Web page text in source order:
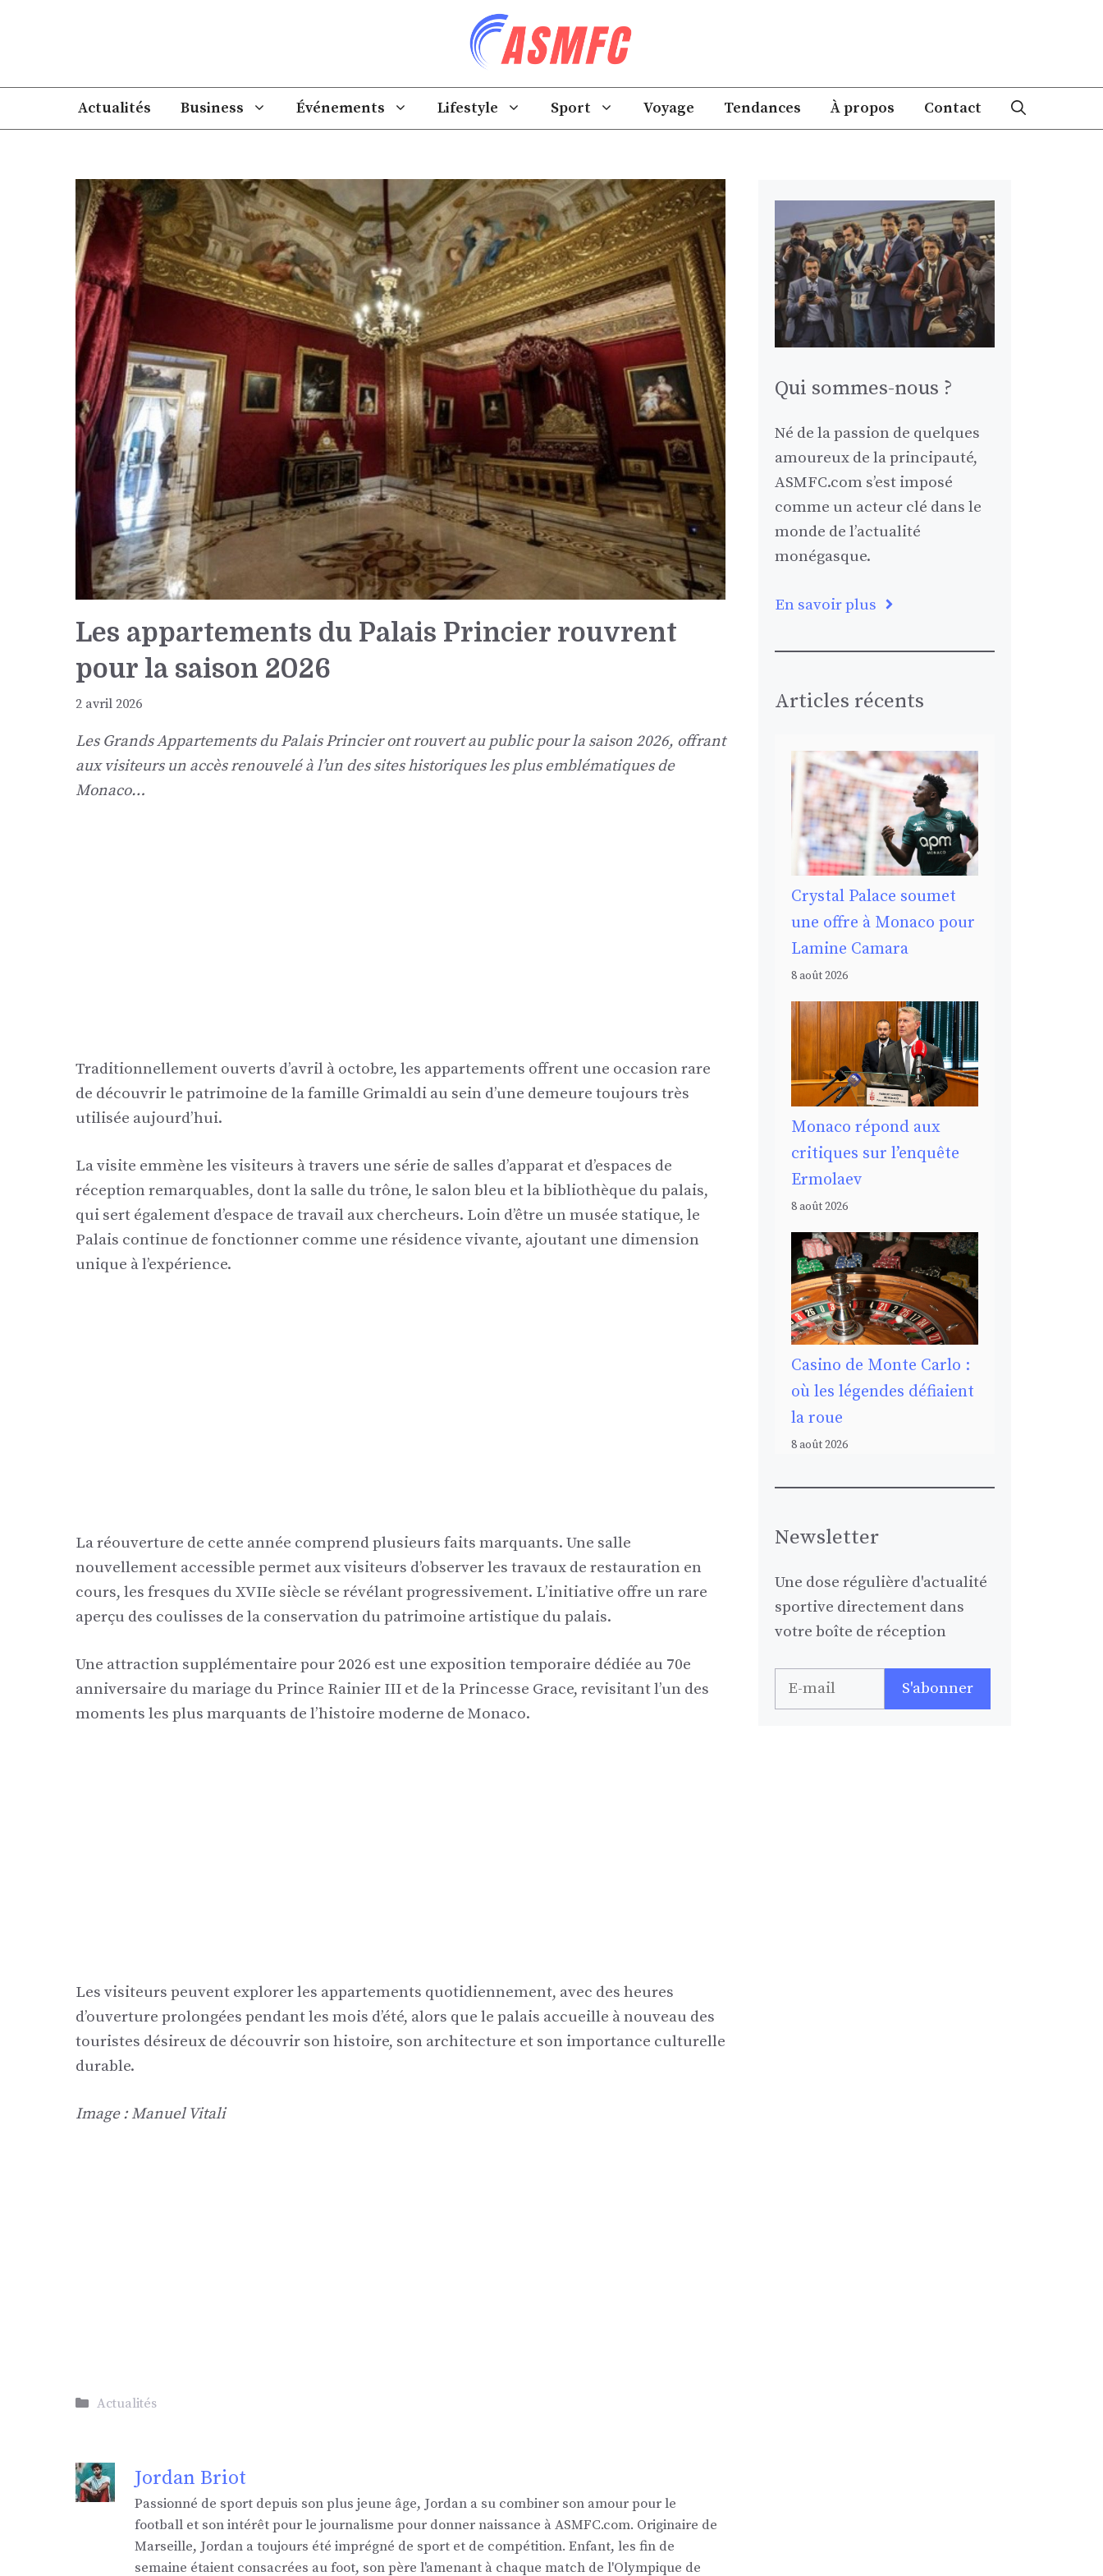
Actualités Business Événements Lifestyle Sport Voyage Tendances À propos Contact
Les appartements du Palais Princier rouvrent
pour la saison 2026
2 avril 2026
Les Grands Appartements du Palais Princier ont rouvert au public pour la saison 2026, offrant
aux visiteurs un accès renouvelé à l’un des sites historiques les plus emblématiques de
Monaco…
Traditionnellement ouverts d’avril à octobre, les appartements offrent une occasion rare
de découvrir le patrimoine de la famille Grimaldi au sein d’une demeure toujours très
utilisée aujourd’hui.
La visite emmène les visiteurs à travers une série de salles d’apparat et d’espaces de
réception remarquables, dont la salle du trône, le salon bleu et la bibliothèque du palais,
qui sert également d’espace de travail aux chercheurs. Loin d’être un musée statique, le
Palais continue de fonctionner comme une résidence vivante, ajoutant une dimension
unique à l’expérience.
La réouverture de cette année comprend plusieurs faits marquants. Une salle
nouvellement accessible permet aux visiteurs d’observer les travaux de restauration en
cours, les fresques du XVIIe siècle se révélant progressivement. L’initiative offre un rare
aperçu des coulisses de la conservation du patrimoine artistique du palais.
Une attraction supplémentaire pour 2026 est une exposition temporaire dédiée au 70e
anniversaire du mariage du Prince Rainier III et de la Princesse Grace, revisitant l’un des
moments les plus marquants de l’histoire moderne de Monaco.
Les visiteurs peuvent explorer les appartements quotidiennement, avec des heures
d’ouverture prolongées pendant les mois d’été, alors que le palais accueille à nouveau des
touristes désireux de découvrir son histoire, son architecture et son importance culturelle
durable.
Image : Manuel Vitali
Catégories
Actualités
Jordan Briot
Passionné de sport depuis son plus jeune âge, Jordan a su combiner son amour pour le
football et son intérêt pour le journalisme pour donner naissance à ASMFC.com. Originaire de
Marseille, Jordan a toujours été imprégné de sport et de compétition. Enfant, les fin de
semaine étaient consacrées au foot, son père l'amenant à chaque match de l'Olympique de
Qui sommes-nous ?
Né de la passion de quelques
amoureux de la principauté,
ASMFC.com s’est imposé
comme un acteur clé dans le
monde de l’actualité
monégasque.
En savoir plus
Articles récents
Crystal Palace soumet
une offre à Monaco pour
Lamine Camara
8 août 2026
Monaco répond aux
critiques sur l’enquête
Ermolaev
8 août 2026
Casino de Monte Carlo :
où les légendes défiaient
la roue
8 août 2026
Newsletter
Une dose régulière d'actualité
sportive directement dans
votre boîte de réception